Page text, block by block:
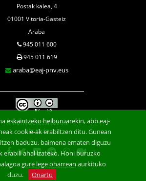
Postak kalea, 4
01001 Vitoria-Gasteiz
Araba
945 011 600
945 011 619
araba@eaj-pnv.eus
Konfidentzialtasun
klausula
eskaintzeko helburuarekin, abb.eaj-
cookie-ak erabiltzen ditu. Gunean
baduzu, baimena ematen diguzu
erabili ahal izateko. Honi buruzko
gure lege oharrean aurkituko
duzu.
Onartu